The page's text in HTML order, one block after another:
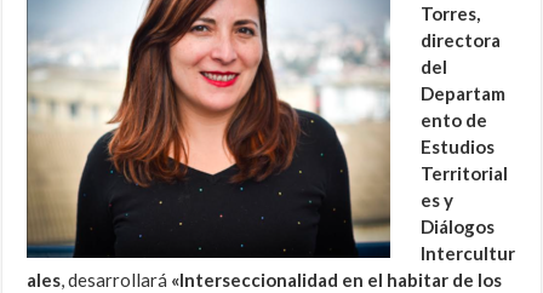
Torres,
directora
del
Departam
ento de
Estudios
Territorial
es y
Diálogos
Intercultur
ales, desarrollará «Interseccionalidad en el habitar de los